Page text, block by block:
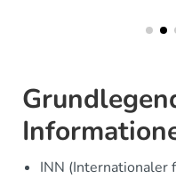
INN (Internationaler